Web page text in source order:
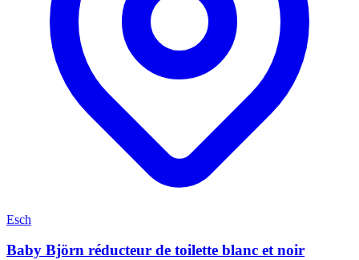
Esch
Baby Björn réducteur de toilette blanc et noir